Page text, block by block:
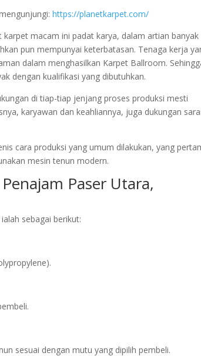
https://planetkarpet.com/
macam ini padat karya, dalam artian banyak
pun mempunyai keterbatasan. Tenaga kerja
dalam menghasilkan Karpet Ballroom.
dengan kualifikasi yang dibutuhkan.
di tiap-tiap jenjang proses produksi mesti
karyawan dan keahliannya, juga dukungan
cara produksi yang umum dilakukan, yang
mesin tenun modern.
Paser Utara,
sebagai berikut:
sesuai dengan mutu yang dipilih pembeli.